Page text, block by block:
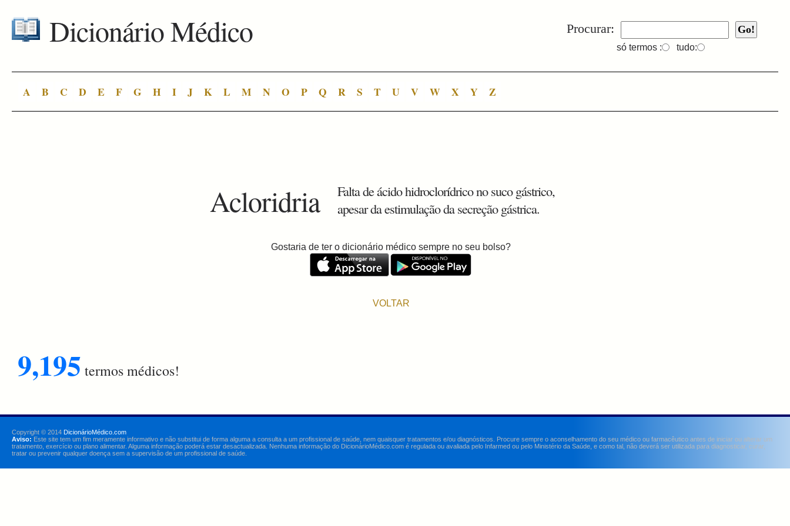
Procurar:
só termos : tudo:
Dicionário Médico
A B C D E F G H I J K L M N O P Q R S T U V W X Y Z
Acloridria
Falta de ácido hidroclorídrico no suco gástrico,
apesar da estimulação da secreção gástrica.
Gostaria de ter o dicionário médico sempre no seu bolso?
VOLTAR
9,195 termos médicos!
Copyright © 2014 DicionárioMédico.com
Aviso: Este site tem um fim meramente informativo e não substitui de forma alguma a consulta a um profissional de saúde, nem quaisquer tratamentos e/ou diagnósticos. Procure sempre o aconselhamento do seu médico ou farmacêutico antes de iniciar ou alterar um
tratamento, exercício ou plano alimentar. Alguma informação poderá estar desactualizada. Nenhuma informação do DicionárioMédico.com é regulada ou avaliada pelo Infarmed ou pelo Ministério da Saúde, e como tal, não deverá ser utilizada para diagnosticar, curar,
tratar ou prevenir qualquer doença sem a supervisão de um profissional de saúde.